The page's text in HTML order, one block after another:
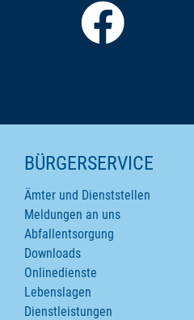
SEITENINHALTE
BÜRGERSERVICE
Ämter und Dienststellen
Meldungen an uns
Abfallentsorgung
Downloads
Onlinedienste
Lebenslagen
Dienstleistungen